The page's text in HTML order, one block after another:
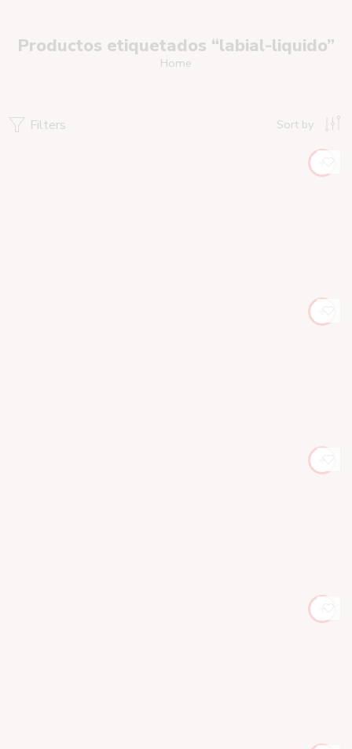
Productos etiquetados “labial-liquido”
Home
Filters Sort by